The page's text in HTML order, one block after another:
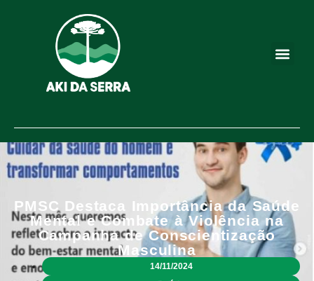
PMSC Destaca Importância da Saúde
Mental e Combate à Violência na
Campanha de Conscientização
Masculina
14/11/2024